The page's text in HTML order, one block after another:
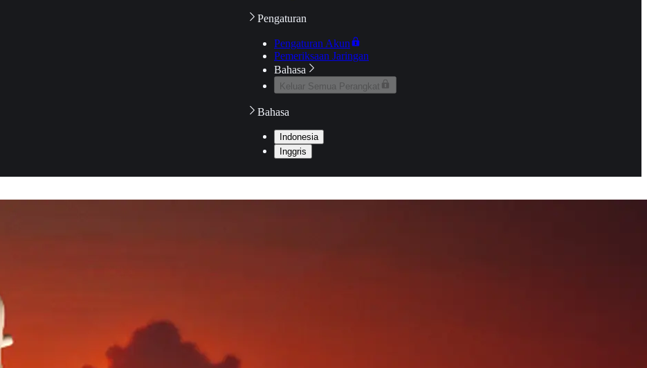
Pengaturan
Pengaturan Akun
Pemeriksaan Jaringan
Bahasa
Keluar Semua Perangkat
Bahasa
Indonesia
Inggris